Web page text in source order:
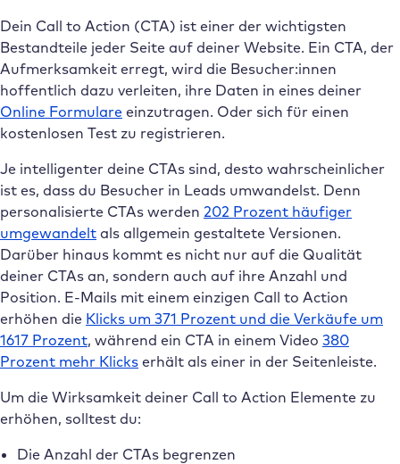
Dein Call to Action (CTA) ist einer der wichtigsten
Bestandteile jeder Seite auf deiner Website. Ein CTA, der
Aufmerksamkeit erregt, wird die Besucher:innen
hoffentlich dazu verleiten, ihre Daten in eines deiner
Online Formulare einzutragen. Oder sich für einen
kostenlosen Test zu registrieren.
Je intelligenter deine CTAs sind, desto wahrscheinlicher
ist es, dass du Besucher in Leads umwandelst. Denn
personalisierte CTAs werden 202 Prozent häufiger
umgewandelt als allgemein gestaltete Versionen.
Darüber hinaus kommt es nicht nur auf die Qualität
deiner CTAs an, sondern auch auf ihre Anzahl und
Position. E-Mails mit einem einzigen Call to Action
erhöhen die Klicks um 371 Prozent und die Verkäufe um
1617 Prozent, während ein CTA in einem Video 380
Prozent mehr Klicks erhält als einer in der Seitenleiste.
Um die Wirksamkeit deiner Call to Action Elemente zu
erhöhen, solltest du:
Die Anzahl der CTAs begrenzen